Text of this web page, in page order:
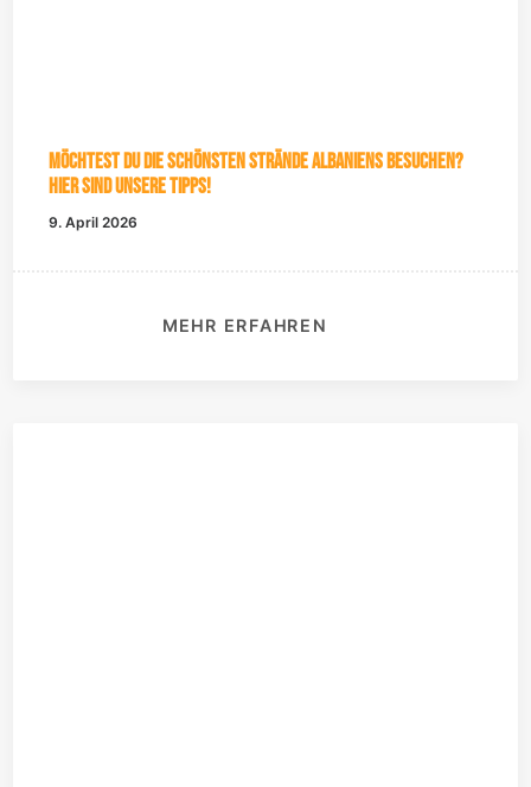
Möchtest du die schönsten Strände Albaniens besuchen?
Hier sind unsere Tipps!
9. April 2026
MEHR ERFAHREN